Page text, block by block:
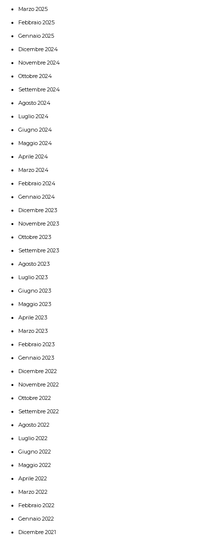
Marzo 2025
Febbraio 2025
Gennaio 2025
Dicembre 2024
Novembre 2024
Ottobre 2024
Settembre 2024
Agosto 2024
Luglio 2024
Giugno 2024
Maggio 2024
Aprile 2024
Marzo 2024
Febbraio 2024
Gennaio 2024
Dicembre 2023
Novembre 2023
Ottobre 2023
Settembre 2023
Agosto 2023
Luglio 2023
Giugno 2023
Maggio 2023
Aprile 2023
Marzo 2023
Febbraio 2023
Gennaio 2023
Dicembre 2022
Novembre 2022
Ottobre 2022
Settembre 2022
Agosto 2022
Luglio 2022
Giugno 2022
Maggio 2022
Aprile 2022
Marzo 2022
Febbraio 2022
Gennaio 2022
Dicembre 2021